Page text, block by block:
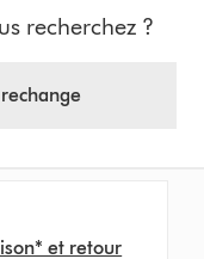
recherchez ?
et retour